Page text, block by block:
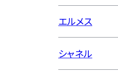
エルメス
シャネル